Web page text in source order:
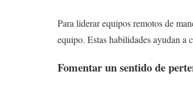
Para liderar equipos remotos de
equipo. Estas habilidades ayudan a
Fomentar un sentido de